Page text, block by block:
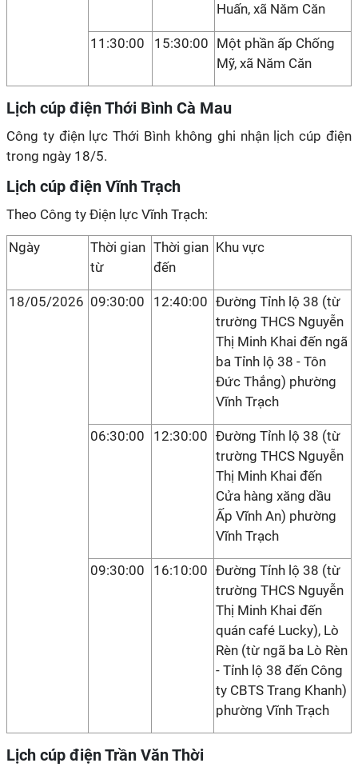
Huấn, xã Năm Căn
11:30:00 15:30:00 Một phần ấp Chống
Mỹ, xã Năm Căn
Lịch cúp điện Thới Bình Cà Mau
Công ty điện lực Thới Bình không ghi nhận lịch cúp điện
trong ngày 18/5.
Lịch cúp điện Vĩnh Trạch
Theo Công ty Điện lực Vĩnh Trạch:
Ngày
Thời gian
từ
Thời gian
đến
Khu vực
18/05/2026 09:30:00 12:40:00 Đường Tỉnh lộ 38 (từ
trường THCS Nguyễn
Thị Minh Khai đến ngã
ba Tỉnh lộ 38 - Tôn
Đức Thắng) phường
Vĩnh Trạch
06:30:00 12:30:00 Đường Tỉnh lộ 38 (từ
trường THCS Nguyễn
Thị Minh Khai đến
Cửa hàng xăng dầu
Ấp Vĩnh An) phường
Vĩnh Trạch
09:30:00 16:10:00 Đường Tỉnh lộ 38 (từ
trường THCS Nguyễn
Thị Minh Khai đến
quán café Lucky), Lò
Rèn (từ ngã ba Lò Rèn
- Tỉnh lộ 38 đến Công
ty CBTS Trang Khanh)
phường Vĩnh Trạch
Lịch cúp điện Trần Văn Thời